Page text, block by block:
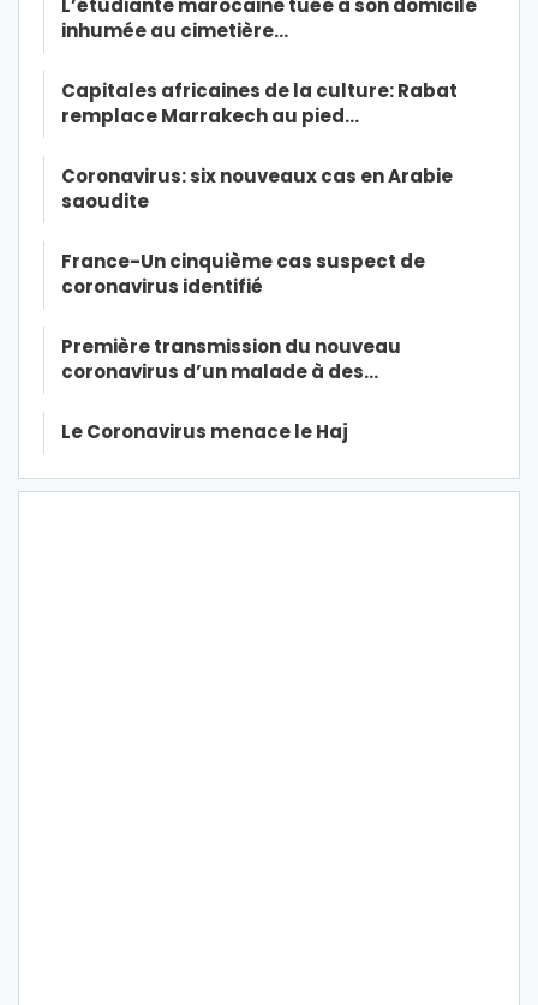
L’étudiante marocaine tuée à son domicile
inhumée au cimetière…
Capitales africaines de la culture: Rabat
remplace Marrakech au pied…
Coronavirus: six nouveaux cas en Arabie
saoudite
France-Un cinquième cas suspect de
coronavirus identifié
Première transmission du nouveau
coronavirus d’un malade à des…
Le Coronavirus menace le Haj